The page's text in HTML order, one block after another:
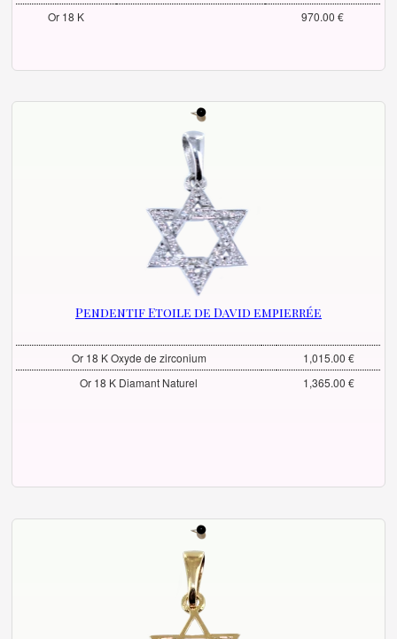
Or 18 K
970.00 €
Pendentif Etoile de David empierrée
Or 18 K Oxyde de zirconium
1,015.00 €
Or 18 K Diamant Naturel
1,365.00 €